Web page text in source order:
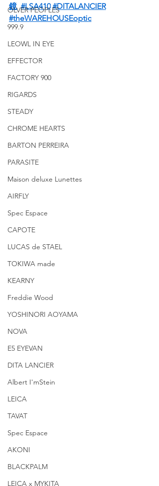
OLVER PEOPLES
999.9
LEOWL IN EYE
EFFECTOR
FACTORY 900
RIGARDS
STEADY
CHROME HEARTS
BARTON PERREIRA
PARASITE
Maison deluxe Lunettes
AIRFLY
Spec Espace
CAPOTE
LUCAS de STAEL
TOKIWA made
KEARNY
Freddie Wood
YOSHINORI AOYAMA
NOVA
E5 EYEVAN
DITA LANCIER
Albert I'mStein
LEICA
TAVAT
Spec Espace
AKONI
BLACKPALM
LEICA x MYKITA
鏡 #LSA410 #DITALANCIER
#theWAREHOUSEoptic